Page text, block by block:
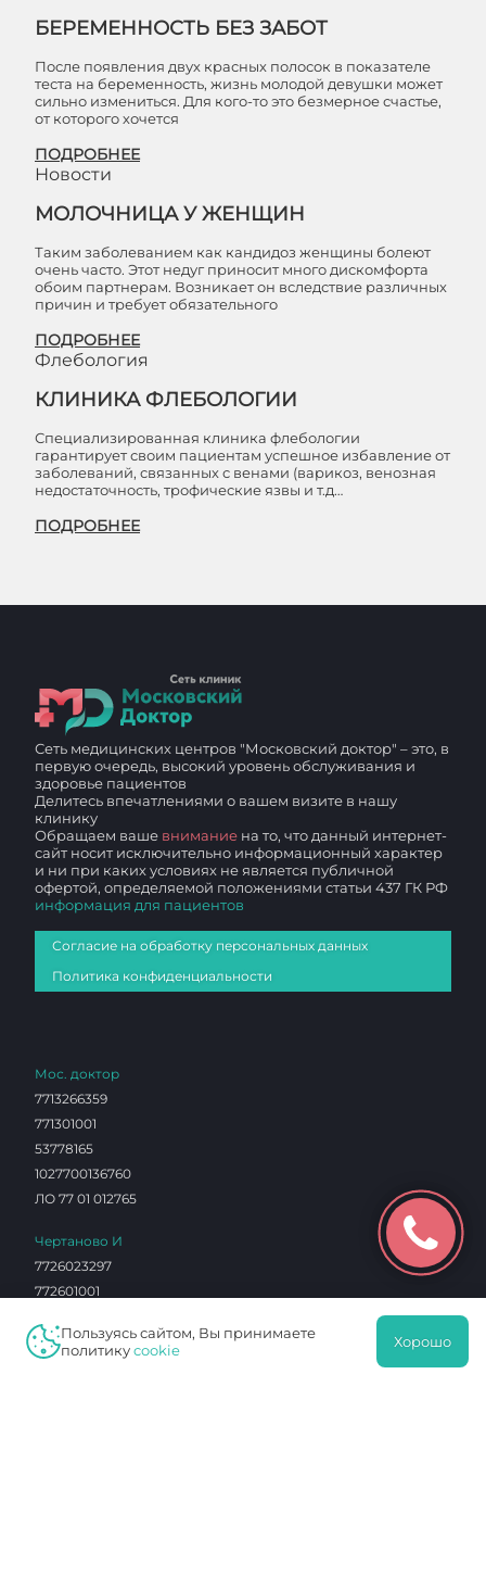
БЕРЕМЕННОСТЬ БЕЗ ЗАБОТ
После появления двух красных полосок в показателе
теста на беременность, жизнь молодой девушки может
сильно измениться. Для кого-то это безмерное счастье,
от которого хочется
ПОДРОБНЕЕ
Новости
МОЛОЧНИЦА У ЖЕНЩИН
Таким заболеванием как кандидоз женщины болеют
очень часто. Этот недуг приносит много дискомфорта
обоим партнерам. Возникает он вследствие различных
причин и требует обязательного
ПОДРОБНЕЕ
Флебология
КЛИНИКА ФЛЕБОЛОГИИ
Специализированная клиника флебологии
гарантирует своим пациентам успешное избавление от
заболеваний, связанных с венами (варикоз, венозная
недостаточность, трофические язвы и т.д…
ПОДРОБНЕЕ
Сеть медицинских центров "Московский доктор" – это, в
первую очередь, высокий уровень обслуживания и
здоровье пациентов
Делитесь впечатлениями о вашем визите в нашу
клинику
Обращаем ваше внимание на то, что данный интернет-
сайт носит исключительно информационный характер
и ни при каких условиях не является публичной
офертой, определяемой положениями статьи 437 ГК РФ
информация для пациентов
Согласие на обработку персональных данных
Политика конфиденциальности
Мос. доктор
7713266359
771301001
53778165
1027700136760
ЛО 77 01 012765
Чертаново И
7726023297
772601001
1027739180490
Пользуясь сайтом, Вы принимаете
политикуcookie Хорошо